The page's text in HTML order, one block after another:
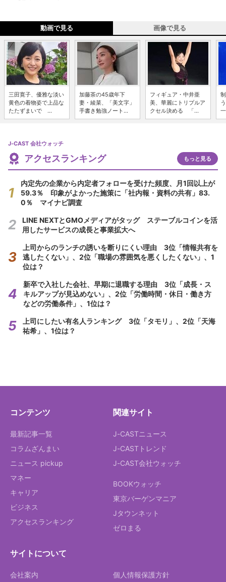
動画で見る 画像で見る
三田寛子、優雅な淡い
黄色の着物姿で上品な
たたずまいで ...
加藤茶の45歳年下
妻・綾菜、「美文字」
手書き勉強ノート...
フィギュア・中井亜
美、華麗にトリプルア
クセル決める 「...
J-CAST 会社ウォッチ
アクセスランキング もっと見る
内定先の企業から内定者フォローを受けた頻度、月1回以上が
59.3％ 印象がよかった施策に「社内報・資料の共有」83.
0％ マイナビ調査
LINE NEXTとGMOメディアがタッグ ステーブルコインを活
用したサービスの成長と事業拡大へ
上司からのランチの誘いを断りにくい理由 3位「情報共有を
逃したくない」、2位「職場の雰囲気を悪くしたくない」、1
位は？
新卒で入社した会社、早期に退職する理由 3位「成長・ス
キルアップが見込めない」、2位「労働時間・休日・働き方
などの労働条件」、1位は？
上司にしたい有名人ランキング 3位「タモリ」、2位「天海
祐希」、1位は？
コンテンツ
最新記事一覧
コラムざんまい
ニュース pickup
マネー
キャリア
ビジネス
アクセスランキング
関連サイト
J-CASTニュース
J-CASTトレンド
J-CAST会社ウォッチ
BOOKウォッチ
東京バーゲンマニア
Jタウンネット
ゼロまる
サイトについて
会社案内 個人情報保護方針